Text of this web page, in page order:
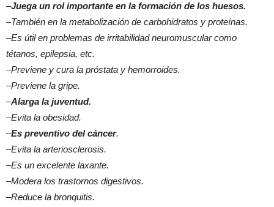
–Juega un rol importante en la formación de los huesos.
–También en la metabolización de carbohidratos y proteínas.
–Es útil en problemas de irritabilidad neuromuscular como
tétanos, epilepsia, etc.
–Previene y cura la próstata y hemorroides.
–Previene la gripe.
–Alarga la juventud.
–Evita la obesidad.
–Es preventivo del cáncer.
–Evita la arteriosclerosis.
–Es un excelente laxante.
–Modera los trastornos digestivos.
–Reduce la bronquitis.